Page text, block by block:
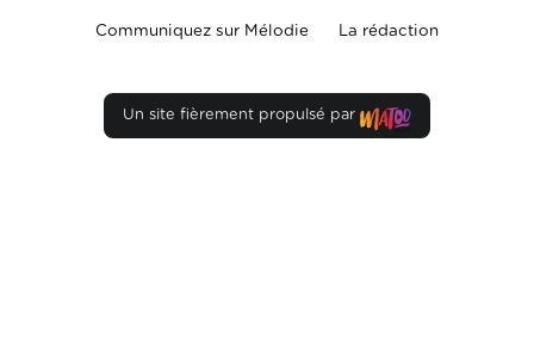
Communiquez sur Mélodie La rédaction
Un site fièrement propulsé par